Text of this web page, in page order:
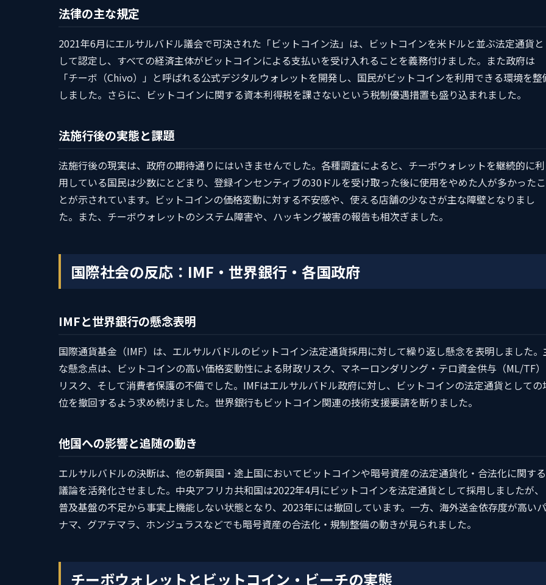
法律の主な規定
2021年6月にエルサルバドル議会で可決された「ビットコイン法」は、ビットコインを米ドルと並ぶ法定通貨と
して認定し、すべての経済主体がビットコインによる支払いを受け入れることを義務付けました。また政府は
「チーボ（Chivo）」と呼ばれる公式デジタルウォレットを開発し、国民がビットコインを利用できる環境を整
しました。さらに、ビットコインに関する資本利得税を課さないという税制優遇措置も盛り込まれました。
法施行後の実態と課題
法施行後の現実は、政府の期待通りにはいきませんでした。各種調査によると、チーボウォレットを継続的に利
用している国民は少数にとどまり、登録インセンティブの30ドルを受け取った後に使用をやめた人が多かったこ
とが示されています。ビットコインの価格変動に対する不安感や、使える店舗の少なさが主な障壁となりまし
た。また、チーボウォレットのシステム障害や、ハッキング被害の報告も相次ぎました。
国際社会の反応：IMF・世界銀行・各国政府
IMFと世界銀行の懸念表明
国際通貨基金（IMF）は、エルサルバドルのビットコイン法定通貨採用に対して繰り返し懸念を表明しました。
な懸念点は、ビットコインの高い価格変動性による財政リスク、マネーロンダリング・テロ資金供与（ML/TF）
リスク、そして消費者保護の不備でした。IMFはエルサルバドル政府に対し、ビットコインの法定通貨としての
位を撤回するよう求め続けました。世界銀行もビットコイン関連の技術支援要請を断りました。
他国への影響と追随の動き
エルサルバドルの決断は、他の新興国・途上国においてビットコインや暗号資産の法定通貨化・合法化に関する
議論を活発化させました。中央アフリカ共和国は2022年4月にビットコインを法定通貨として採用しましたが、
普及基盤の不足から事実上機能しない状態となり、2023年には撤回しています。一方、海外送金依存度が高いパ
ナマ、グアテマラ、ホンジュラスなどでも暗号資産の合法化・規制整備の動きが見られました。
チーボウォレットとビットコイン・ビーチの実態